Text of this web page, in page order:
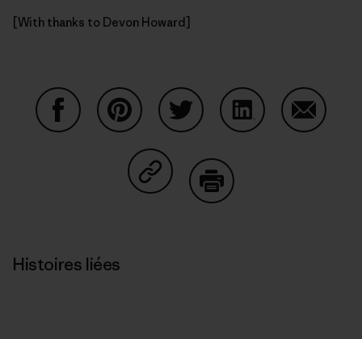
[With thanks to Devon Howard]
Partager sur Copy Link
Histoires liées